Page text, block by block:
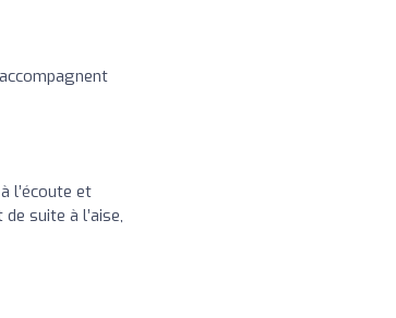
l’écoute et
suite à l’aise,